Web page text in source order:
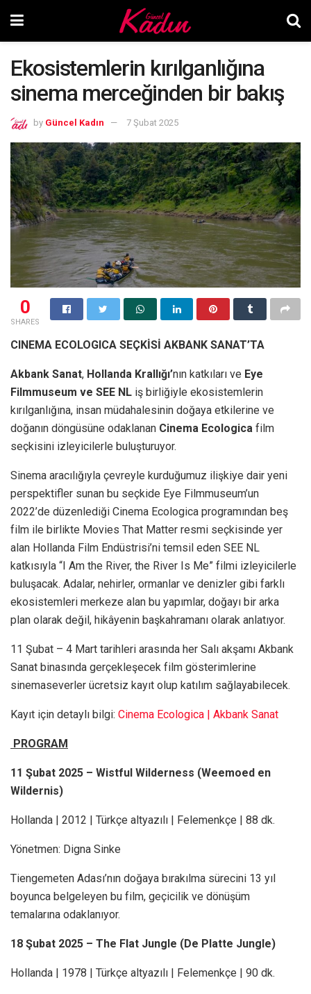
Ekosistemlerin kırılganlığına
sinema merceğinden bir bakış
by Güncel Kadın 7 Şubat 2025
0
SHARES
CINEMA ECOLOGICA SEÇKİSİ AKBANK SANAT’TA
Akbank Sanat, Hollanda Krallığı’nın katkıları ve Eye
Filmmuseum ve SEE NL iş birliğiyle ekosistemlerin
kırılganlığına, insan müdahalesinin doğaya etkilerine ve
doğanın döngüsüne odaklanan Cinema Ecologica film
seçkisini izleyicilerle buluşturuyor.
Sinema aracılığıyla çevreyle kurduğumuz ilişkiye dair yeni
perspektifler sunan bu seçkide Eye Filmmuseum’un
2022’de düzenlediği Cinema Ecologica programından beş
film ile birlikte Movies That Matter resmi seçkisinde yer
alan Hollanda Film Endüstrisi’ni temsil eden SEE NL
katkısıyla “I Am the River, the River Is Me” filmi izleyicilerle
buluşacak. Adalar, nehirler, ormanlar ve denizler gibi farklı
ekosistemleri merkeze alan bu yapımlar, doğayı bir arka
plan olarak değil, hikâyenin başkahramanı olarak anlatıyor.
11 Şubat – 4 Mart tarihleri arasında her Salı akşamı Akbank
Sanat binasında gerçekleşecek film gösterimlerine
sinemaseverler ücretsiz kayıt olup katılım sağlayabilecek.
Kayıt için detaylı bilgi: Cinema Ecologica | Akbank Sanat
PROGRAM
11 Şubat 2025 – Wistful Wilderness (Weemoed en
Wildernis)
Hollanda | 2012 | Türkçe altyazılı | Felemenkçe | 88 dk.
Yönetmen: Digna Sinke
Tiengemeten Adası’nın doğaya bırakılma sürecini 13 yıl
boyunca belgeleyen bu film, geçicilik ve dönüşüm
temalarına odaklanıyor.
18 Şubat 2025 – The Flat Jungle (De Platte Jungle)
Hollanda | 1978 | Türkçe altyazılı | Felemenkçe | 90 dk.